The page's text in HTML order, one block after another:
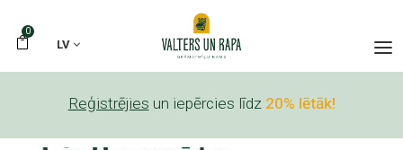
0
LV
Reģistrējies un iepērcies līdz 20% lētāk!